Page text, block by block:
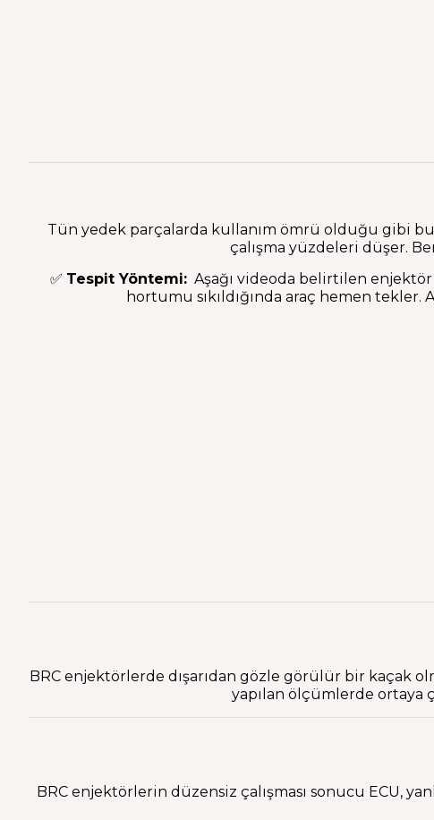
Tün yedek parçalarda kullanım ömrü olduğu gibi
çalışma yüzdeleri düşer.
✅ Tespit Yöntemi: Aşağı videoda belirtilen enjektör
hortumu sıkıldığında araç hemen tekler.
BRC enjektörlerde dışarıdan gözle görülür bir kaçak
yapılan ölçümlerde ortaya
BRC enjektörlerin düzensiz çalışması sonucu ECU,